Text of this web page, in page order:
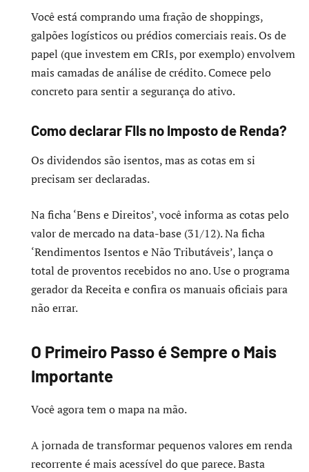
Você está comprando uma fração de shoppings,
galpões logísticos ou prédios comerciais reais. Os de
papel (que investem em CRIs, por exemplo) envolvem
mais camadas de análise de crédito. Comece pelo
concreto para sentir a segurança do ativo.
Como declarar FIIs no Imposto de Renda?
Os dividendos são isentos, mas as cotas em si
precisam ser declaradas.
Na ficha ‘Bens e Direitos’, você informa as cotas pelo
valor de mercado na data-base (31/12). Na ficha
‘Rendimentos Isentos e Não Tributáveis’, lança o
total de proventos recebidos no ano. Use o programa
gerador da Receita e confira os manuais oficiais para
não errar.
O Primeiro Passo é Sempre o Mais
Importante
Você agora tem o mapa na mão.
A jornada de transformar pequenos valores em renda
recorrente é mais acessível do que parece. Basta